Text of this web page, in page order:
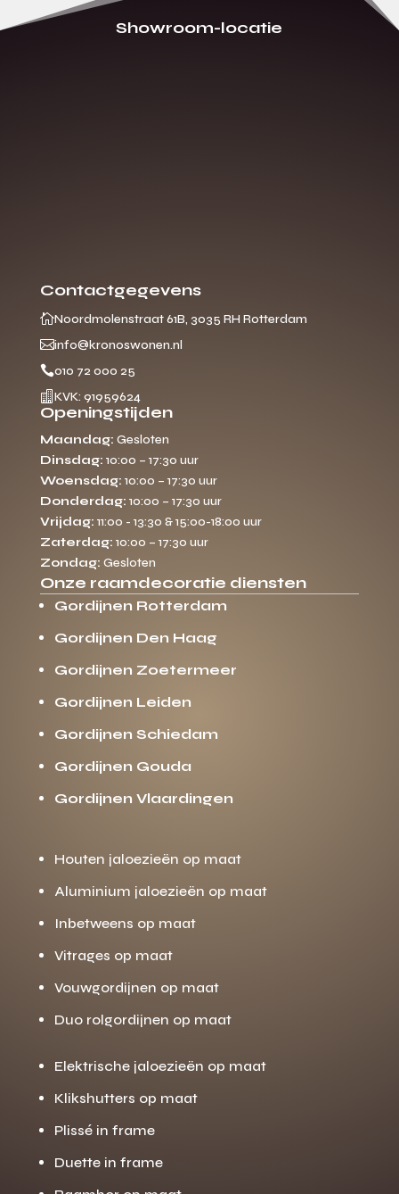
Showroom-locatie
Contactgegevens
Noordmolenstraat 61B, 3035 RH Rotterdam
info@kronoswonen.nl
010 72 000 25
 KVK: 91959624
Openingstijden
Maandag: Gesloten
Dinsdag: 10:00 – 17:30 uur
Woensdag: 10:00 – 17:30 uur
Donderdag: 10:00 – 17:30 uur
Vrijdag: 11:00 - 13:30 & 15:00-18:00 uur
Zaterdag: 10:00 – 17:30 uur
Zondag: Gesloten
Onze raamdecoratie diensten
Gordijnen Rotterdam
Gordijnen Den Haag
Gordijnen Zoetermeer
Gordijnen Leiden
Gordijnen Schiedam
Gordijnen Gouda
Gordijnen Vlaardingen
Houten jaloezieën op maat
Aluminium jaloezieën op maat
Inbetweens op maat
Vitrages op maat
Vouwgordijnen op maat
Duo rolgordijnen op maat
Elektrische jaloezieën op maat
Klikshutters op maat
Plissé in frame
Duette in frame